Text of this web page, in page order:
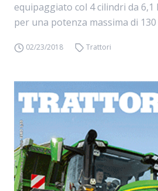
equipaggiato col 4 cilindri da
per una potenza massima di 130
02/23/2018 Trattori